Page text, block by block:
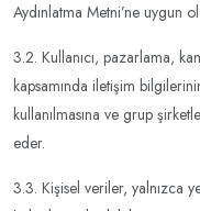
Aydınlatma Metni’ne uygun
3.2. Kullanıcı, pazarlama,
kapsamında iletişim
kullanılmasına ve grup
eder.
3.3. Kişisel veriler, yalnızca